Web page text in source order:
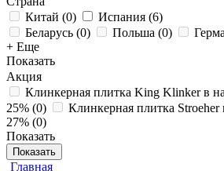
Китай (0) Испания (6)
Беларусь (0) Польша (0)
+ Еще
Показать
Акция
Клинкерная плитка King Klinker в
25% (0)
Клинкерная плитка
27% (0)
Показать
Показать
Главная